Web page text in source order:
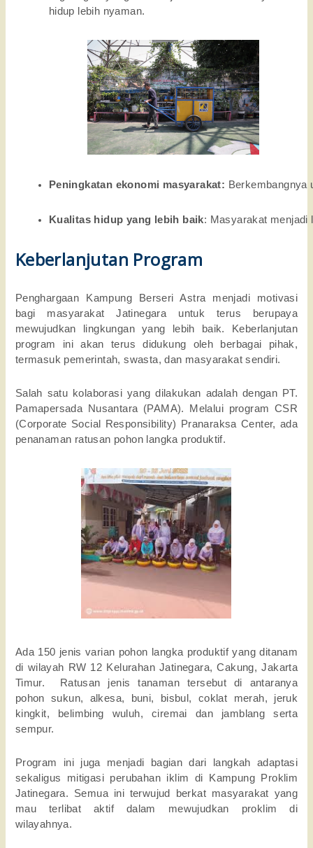
hidup lebih nyaman.
Peningkatan ekonomi masyarakat: Berkembangnya
Kualitas hidup yang lebih baik: Masyarakat menjadi
Keberlanjutan Program
Penghargaan Kampung Berseri Astra menjadi motivasi
bagi masyarakat Jatinegara untuk terus berupaya
mewujudkan lingkungan yang lebih baik. Keberlanjutan
program ini akan terus didukung oleh berbagai pihak,
termasuk pemerintah, swasta, dan masyarakat sendiri.
Salah satu kolaborasi yang dilakukan adalah dengan PT.
Pamapersada Nusantara (PAMA). Melalui program CSR
(Corporate Social Responsibility) Pranaraksa Center, ada
penanaman ratusan pohon langka produktif.
Ada 150 jenis varian pohon langka produktif yang ditanam
di wilayah RW 12 Kelurahan Jatinegara, Cakung, Jakarta
Timur. Ratusan jenis tanaman tersebut di antaranya
pohon sukun, alkesa, buni, bisbul, coklat merah, jeruk
kingkit, belimbing wuluh, ciremai dan jamblang serta
sempur.
Program ini juga menjadi bagian dari langkah adaptasi
sekaligus mitigasi perubahan iklim di Kampung Proklim
Jatinegara. Semua ini terwujud berkat masyarakat yang
mau terlibat aktif dalam mewujudkan proklim di
wilayahnya.